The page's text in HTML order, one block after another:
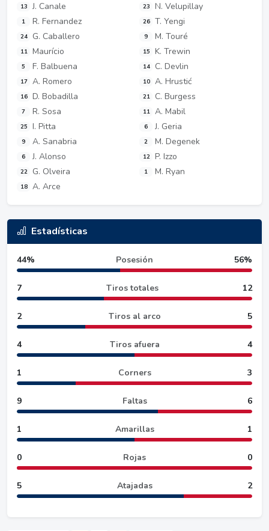
13 J. Canale
1 R. Fernandez
24 G. Caballero
11 Maurício
5 F. Balbuena
17 A. Romero
16 D. Bobadilla
7 R. Sosa
25 I. Pitta
9 A. Sanabria
6 J. Alonso
22 G. Olveira
18 A. Arce
23 N. Velupillay
26 T. Yengi
9 M. Touré
15 K. Trewin
14 C. Devlin
10 A. Hrustić
21 C. Burgess
11 A. Mabil
6 J. Geria
2 M. Degenek
12 P. Izzo
1 M. Ryan
Estadísticas
44% Posesión 56%
7 Tiros totales 12
2 Tiros al arco 5
4 Tiros afuera 4
1 Corners 3
9 Faltas 6
1 Amarillas 1
0 Rojas 0
5 Atajadas 2